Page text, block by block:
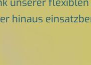
unserer
hinaus